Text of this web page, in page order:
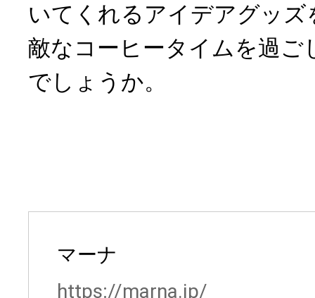
いてくれるアイデアグッズ
敵なコーヒータイムを過ご
でしょうか。
マーナ
https://marna.jp/